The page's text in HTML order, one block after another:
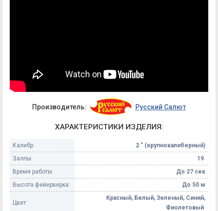
Производитель: Русский Салют
ХАРАКТЕРИСТИКИ ИЗДЕЛИЯ:
Калибр:
2 " (крупнокалиберный)
Залпы:
19
Время работы:
До 27 сек
Высота фейерверка:
До 50 м
Цвет:
Красный, Белый, Зеленый, Синий,
Фиолетовый